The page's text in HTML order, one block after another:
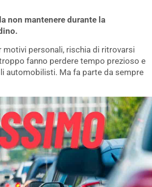
non mantenere durante la
personali, rischia di ritrovarsi
fanno perdere tempo prezioso e
automobilisti. Ma fa parte da sempre